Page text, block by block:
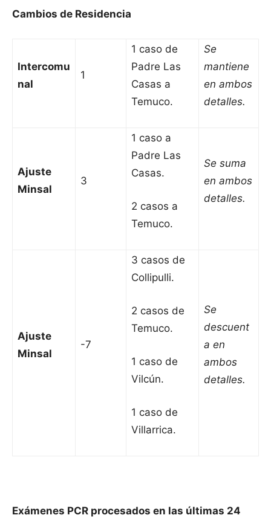
Cambios de Residencia
Intercomu
nal
1
1 caso de
Padre Las
Casas a
Temuco.
Se
mantiene
en ambos
detalles.
Ajuste
Minsal
3
1 caso a
Padre Las
Casas.
2 casos a
Temuco.
Se suma
en ambos
detalles.
Ajuste
Minsal
-7
3 casos de
Collipulli.
2 casos de
Temuco.
1 caso de
Vilcún.
1 caso de
Villarrica.
Se
descuent
a en
ambos
detalles.
Exámenes PCR procesados en las últimas 24